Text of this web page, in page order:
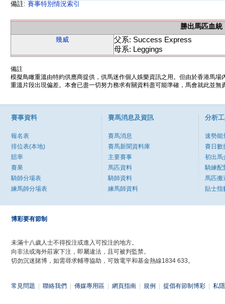
備註: 賽事特別情況索引
勝出馬匹血統
幾威
父系: Success Express
母系: Leggings
備註
模擬鳥瞰重溫由特約供應商提供，供馬迷作個人娛樂資訊之用。但由於香港馬
重溫片段出現偏差。本會已盡一切努力務求有關資料盡可能準確，馬會就此並
賽事資料
報名表
排位表(本地)
賠率
賽果
騎師分場表
練馬師分場表
賽馬消息及資訊
賽馬消息
賽馬新聞資料庫
主要賽事
馬匹資料
騎師資料
練馬師資料
分析
速勢能
賽日數
初出馬
騎練配
馬匹搬
貼士指
博彩要有節制
未滿十八歲人士不得投注或進入可投注的地方。
向非法或海外莊家下注，即屬違法，且可被判監禁。
切勿沉迷賭博，如需尋求輔導協助，可致電平和基金熱線1834 633。
常見問題 聯絡我們 傳媒專用區 網頁指南 規例 提倡有節制博彩 私